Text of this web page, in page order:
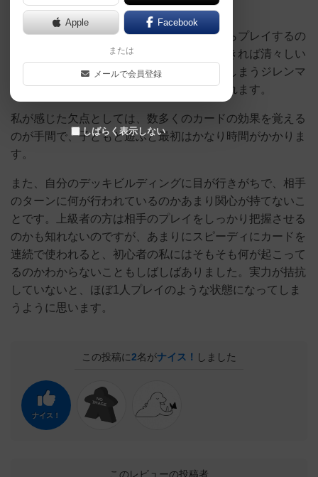
した。
どんなデッキを構築していこうか悩みながらプレイするの
は楽しいですし、思った通りのプレイができれば清々しい
です。勝利点を買うとデッキが弱体化してしまうジレンマ
もよくできていてプランニング能力が試されます。
私が感じた欠点としては、数多くのカードの効果を覚える
のが手間で、子どもと遊ぶと最初はかなり時間がかかりま
す。
また、自分のデッキビルディングに目が行きがちで、相手
のターンに何が行われているのかあまり関心が持てないこ
とです。上級者の方は相手のプレイをしっかり把握させる
のかも知れないのですが、あまりにスピーディにカードを
連続で使われると、初心者の私にはそもそも何が起こって
るのかわからないこともしばしばありました。実力が拮抗
していないと、ほぼ1人プレイのような状態になってしま
うように思います。
この投稿に2名がナイス！ しました
ナイス！
このレビューの投稿者
Apple Facebook
または
メールで会員登録
しばらく表示しない